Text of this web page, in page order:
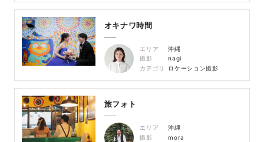
オキナワ時間
エリア
沖縄
撮影
nagi
カテゴリ
ロケーション撮影
旅フォト
エリア
沖縄
撮影
mora